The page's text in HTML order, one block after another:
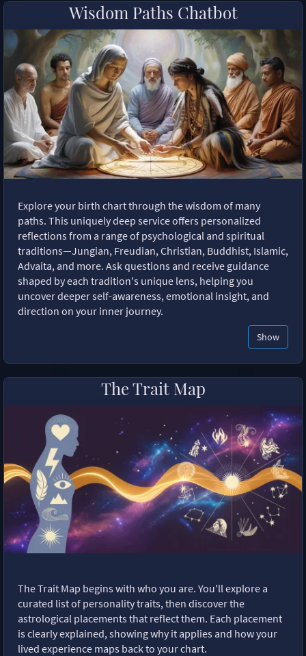
Wisdom Paths Chatbot
Explore your birth chart through the wisdom of many
paths. This uniquely deep service offers personalized
reflections from a range of psychological and spiritual
traditions—Jungian, Freudian, Christian, Buddhist, Islamic,
Advaita, and more. Ask questions and receive guidance
shaped by each tradition's unique lens, helping you
uncover deeper self-awareness, emotional insight, and
direction on your inner journey.
Show
The Trait Map
The Trait Map begins with who you are. You'll explore a
curated list of personality traits, then discover the
astrological placements that reflect them. Each placement
is clearly explained, showing why it applies and how your
lived experience maps back to your chart.